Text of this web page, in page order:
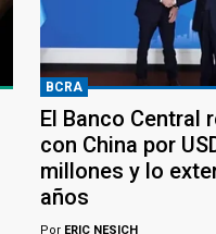
BCRA
El Banco Central
con China por
millones y lo
años
PorERIC NESICH